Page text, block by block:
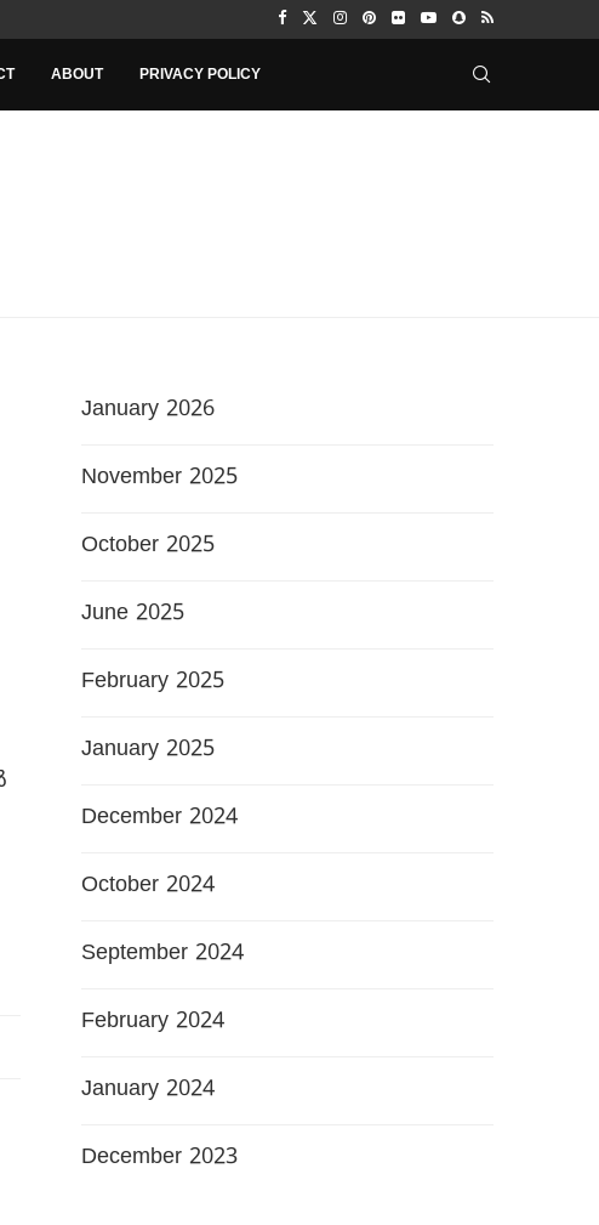
ABOUT PRIVACY POLICY
January 2026
November 2025
October 2025
June 2025
February 2025
January 2025
December 2024
October 2024
September 2024
February 2024
January 2024
December 2023